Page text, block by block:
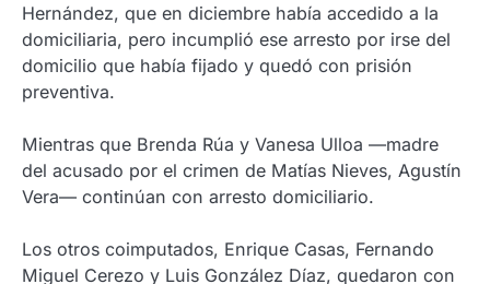
Hernández, que en diciembre había accedido a la
domiciliaria, pero incumplió ese arresto por irse del
domicilio que había fijado y quedó con prisión
preventiva.
Mientras que Brenda Rúa y Vanesa Ulloa —madre
del acusado por el crimen de Matías Nieves, Agustín
Vera— continúan con arresto domiciliario.
Los otros coimputados, Enrique Casas, Fernando
Miguel Cerezo y Luis González Díaz, quedaron con